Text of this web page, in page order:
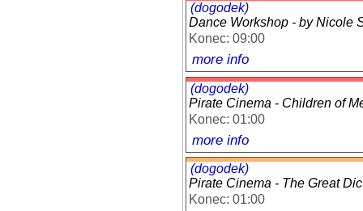
(dogodek)
Dance Workshop - by Nicole
Konec: 09:00
more info
(dogodek)
Pirate Cinema - Children of
Konec: 01:00
more info
(dogodek)
Pirate Cinema - The Great
Konec: 01:00